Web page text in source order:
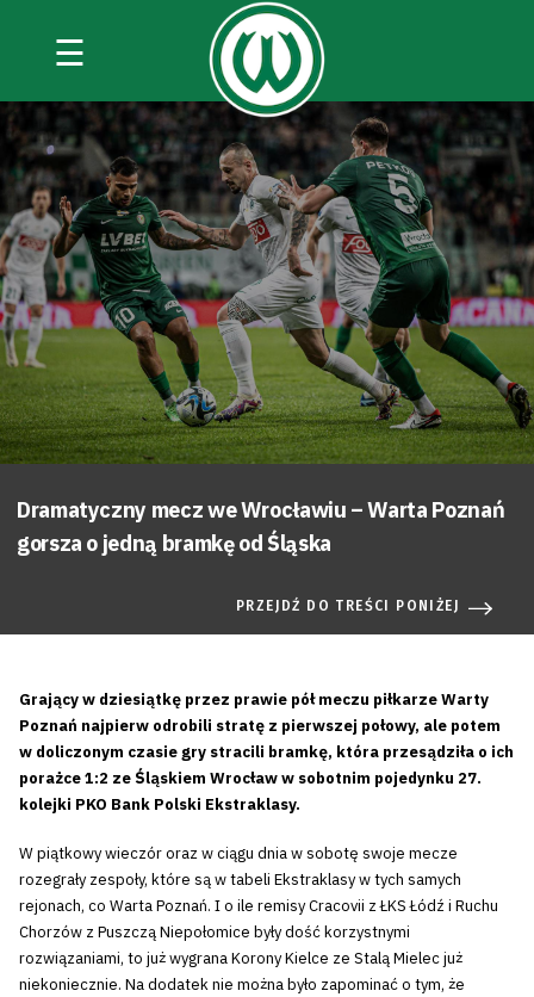
☰
Dramatyczny mecz we Wrocławiu – Warta Poznań
gorsza o jedną bramkę od Śląska
PRZEJDŹ DO TREŚCI PONIŻEJ
Grający w dziesiątkę przez prawie pół meczu piłkarze Warty
Poznań najpierw odrobili stratę z pierwszej połowy, ale potem
w doliczonym czasie gry stracili bramkę, która przesądziła o ich
porażce 1:2 ze Śląskiem Wrocław w sobotnim pojedynku 27.
kolejki PKO Bank Polski Ekstraklasy.
W piątkowy wieczór oraz w ciągu dnia w sobotę swoje mecze
rozegrały zespoły, które są w tabeli Ekstraklasy w tych samych
rejonach, co Warta Poznań. I o ile remisy Cracovii z ŁKS Łódź i Ruchu
Chorzów z Puszczą Niepołomice były dość korzystnymi
rozwiązaniami, to już wygrana Korony Kielce ze Stalą Mielec już
niekoniecznie. Na dodatek nie można było zapominać o tym, że